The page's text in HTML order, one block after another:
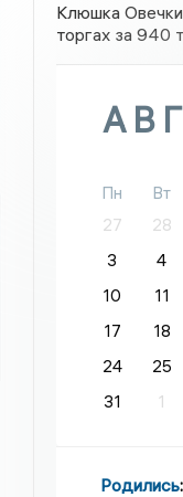
Клюшка
торгах за 940
Пн Вт
27
28
3
4
10
11
17
18
24
25
31
1
Родились: